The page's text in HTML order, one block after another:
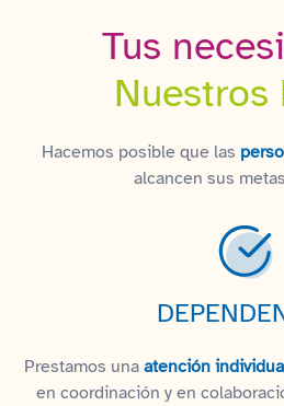
Tus
Nuestros
Hacemos posible que las
alcancen sus
Prestamos una atención
en coordinación y en